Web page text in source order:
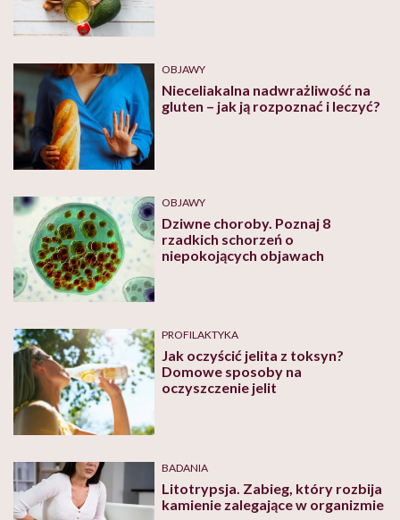
OBJAWY
Nieceliakalna nadwrażliwość na
gluten – jak ją rozpoznać i leczyć?
OBJAWY
Dziwne choroby. Poznaj 8
rzadkich schorzeń o
niepokojących objawach
PROFILAKTYKA
Jak oczyścić jelita z toksyn?
Domowe sposoby na
oczyszczenie jelit
BADANIA
Litotrypsja. Zabieg, który rozbija
kamienie zalegające w organizmie